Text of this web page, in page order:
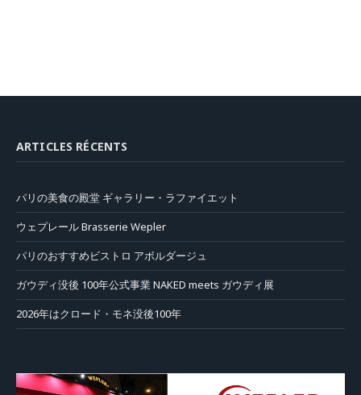
ARTICLES RÉCENTS
パリの美食の殿堂 ギャラリー・ラファイエット
ウェプレール Brasserie Wepler
パリのおすすめビストロ アボルダージュ
ガウディ没後 100年公式事業 NAKED meets ガウディ展
2026年はクロード・モネ没後100年